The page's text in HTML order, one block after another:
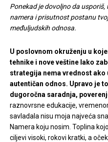
Ponekad je dovoljno da
namera i prisutnost postanu
međuljudskih odnosa.
U poslovnom okruženju u
tehnike i nove veštine lako
strategija nema vrednost ako
autentičan odnos. Upravo je
dugoročna saradnja,
raznovrsne edukacije,
savladala nisu moja najveća
Namera koju nosim. Toplina
ciljevi visoki, rokovi kratki, a